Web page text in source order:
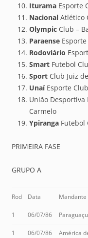
Iturama Esporte
Nacional Atlético
Olympic Club –
Paraense
Rodoviário
Smart Futebol
Sport Club Juiz
UnaíEsporte
União Desportiva
Carmelo
Ypiranga Futebol
PRIMEIRA FASE
GRUPO A
Rod Data Mandante
1 06/07/86 Paraguaçu
1 06/07/86 América